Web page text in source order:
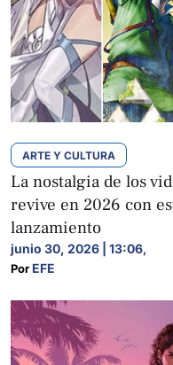
ARTE Y CULTURA
La nostalgia de los
revive en 2026 con
lanzamiento
junio 30, 2026 | 13:06,
Por EFE